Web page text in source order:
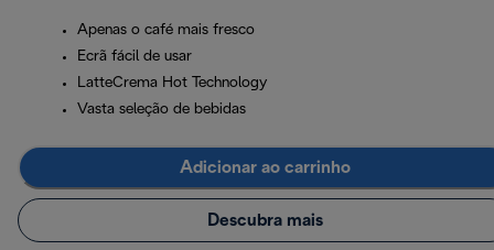
Apenas o café mais fresco
Ecrã fácil de usar
LatteCrema Hot Technology
Vasta seleção de bebidas
Adicionar ao carrinho
Descubra mais